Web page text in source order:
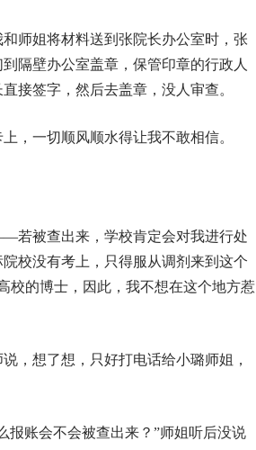
师姐将材料送到张院长办公室时，张
隔壁办公室盖章，保管印章的行政人
接签字，然后去盖章，没人审查。
，一切顺风顺水得让我不敢相信。
若被查出来，学校肯定会对我进行处
校没有考上，只得服从调剂来到这个
校的博士，因此，我不想在这个地方惹
，想了想，只好打电话给小璐师姐，
报账会不会被查出来？”师姐听后没说